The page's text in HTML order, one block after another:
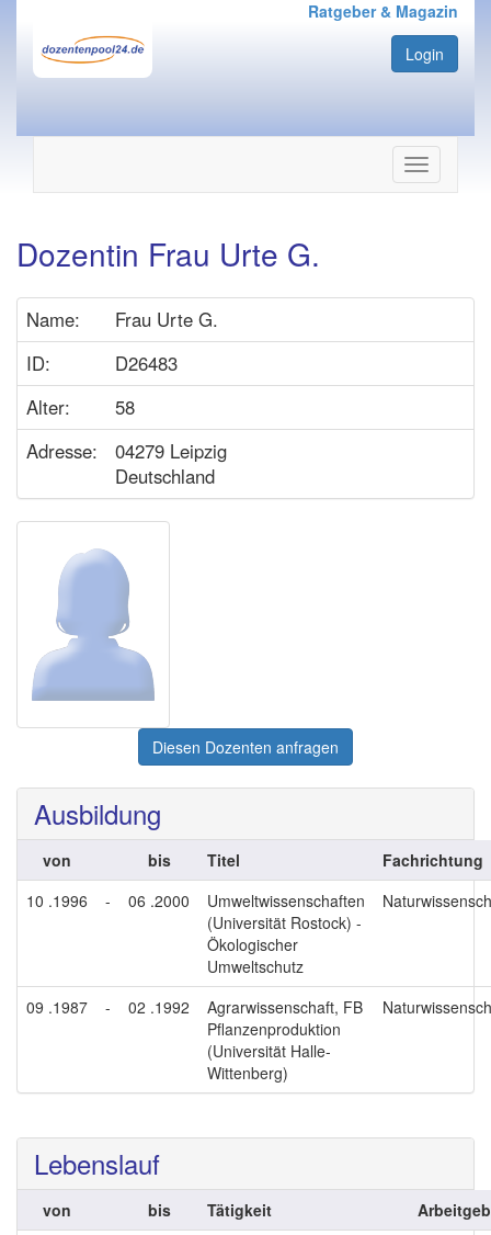
Ratgeber & Magazin
Login
Navigation
ein-/
Dozentin Frau Urte G.
Name:
Frau Urte G.
ID:
D26483
Alter:
58
Adresse:
04279 Leipzig
Deutschland
Diesen Dozenten anfragen
Ausbildung
von bis Titel
Fachrichtung
10 .1996
- 06 .2000
Umweltwissenschaften
(Universität Rostock) -
Ökologischer
Umweltschutz
09 .1987 - 02 .1992
Agrarwissenschaft, FB
Pflanzenproduktion
(Universität Halle-
Wittenberg)
Lebenslauf
von bis Tätigkeit